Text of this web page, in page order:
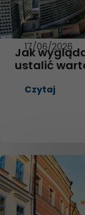
17/06/2026
Jak
ustalić
Czytaj